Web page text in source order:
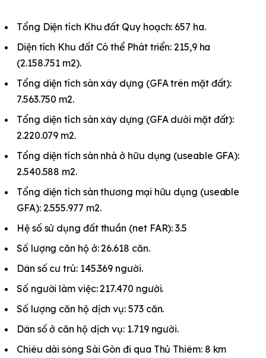
Tổng Diện tích Khu đất Quy hoạch: 657 ha.
Diện tích Khu đất Có thể Phát triển: 215,9 ha
(2.158.751 m2).
Tổng diện tích sàn xây dựng (GFA trên mặt đất):
7.563.750 m2.
Tổng diện tích sàn xây dựng (GFA dưới mặt đất):
2.220.079 m2.
Tổng diện tích sàn nhà ở hữu dụng (useable GFA):
2.540.588 m2.
Tổng diện tích sàn thương mại hữu dụng (useable
GFA): 2.555.977 m2.
Hệ số sử dụng đất thuần (net FAR): 3.5
Số lượng căn hộ ở: 26.618 căn.
Dân số cư trú: 145.369 người.
Số người làm việc: 217.470 người.
Số lượng căn hộ dịch vụ: 573 căn.
Dân số ở căn hộ dịch vụ: 1.719 người.
Chiêu dài sông Sài Gòn đi qua Thủ Thiêm: 8 km